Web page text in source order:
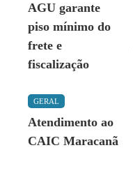
AGU garante
piso mínimo do
frete e
fiscalização
GERAL
Atendimento ao
CAIC Maracanã